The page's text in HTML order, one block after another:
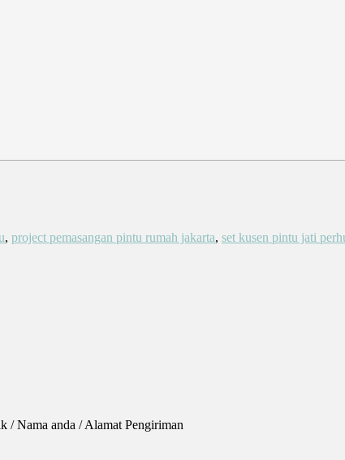
, project pemasangan pintu rumah jakarta, set kusen pintu jati
Nama anda / Alamat Pengiriman